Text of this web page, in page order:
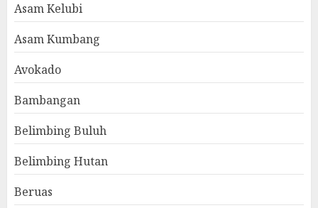
Asam Kelubi
Asam Kumbang
Avokado
Bambangan
Belimbing Buluh
Belimbing Hutan
Beruas